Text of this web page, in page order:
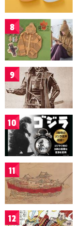
8
9
10
11
12